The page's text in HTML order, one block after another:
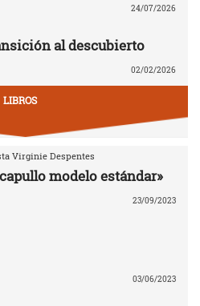
24/07/2026
al descubierto
02/02/2026
LIBROS
Virginie Despentes
modelo estándar»
23/09/2023
03/06/2023